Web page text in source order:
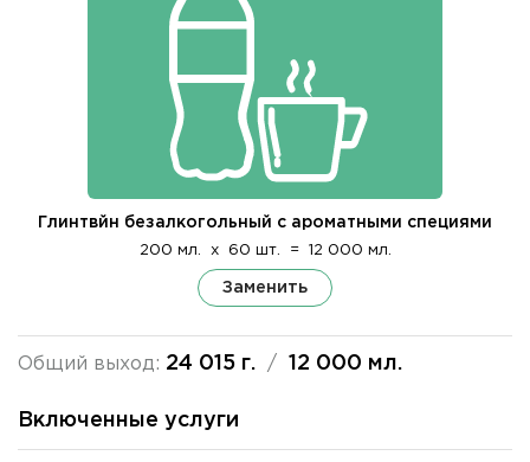
Глинтвйн безалкогольный с ароматными специями
200 мл. x 60 шт. = 12 000 мл.
Заменить
Общий выход: 24 015 г. / 12 000 мл.
Включенные услуги